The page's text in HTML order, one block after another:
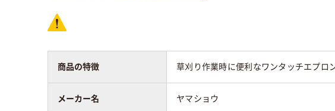
商品の特徴 草刈り作業時に便利なワンタッチエプ
メーカー名 ヤマショウ